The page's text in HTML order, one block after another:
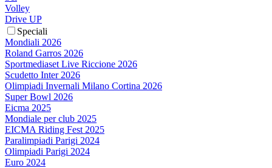
Volley
Drive UP
Speciali
Mondiali 2026
Roland Garros 2026
Sportmediaset Live Riccione 2026
Scudetto Inter 2026
Olimpiadi Invernali Milano Cortina 2026
Super Bowl 2026
Eicma 2025
Mondiale per club 2025
EICMA Riding Fest 2025
Paralimpiadi Parigi 2024
Olimpiadi Parigi 2024
Euro 2024